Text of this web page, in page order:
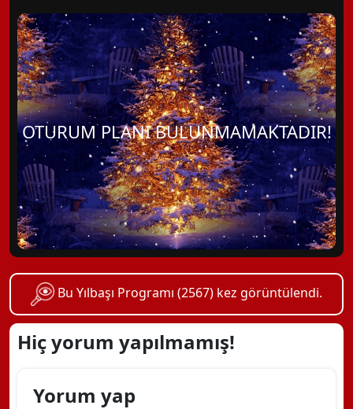
OTURUM PLANI BULUNMAMAKTADIR!
Bu Yılbaşı Programı (2567) kez görüntülendi.
Hiç yorum yapılmamış!
Yorum yap